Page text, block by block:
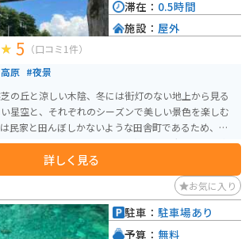
5 （口コミ1件）
原 #夜景
の丘と涼しい木陰、冬には街灯のない地上から見る
星空と、それぞれのシーズンで美しい景色を楽しむ
民家と田んぼしかないような田舎町であるため、混
りません。バイクで訪れて、静かな田舎の風景を楽
詳しく見る
滞在： 0.5時間
施設： 屋外
お気に入り
駐車： 駐車場あり
予算： 無料